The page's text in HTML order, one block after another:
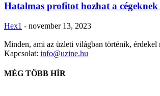
Hatalmas profitot hozhat a
Hex1 - november 13, 2023
Minden, ami az üzleti világban történik,
Kapcsolat: info@uzine.hu
MÉG TÖBB HÍR